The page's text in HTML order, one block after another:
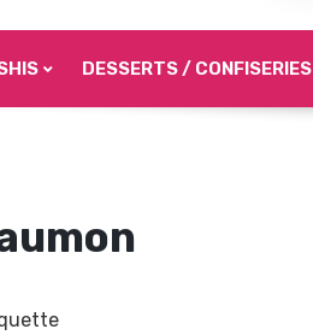
DESSERTS / CONFISERIES